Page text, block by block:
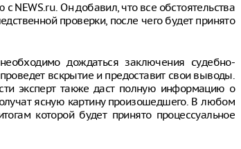
NEWS.ru. Он добавил, что все обстоятельства
проверки, после чего будет принято
дождаться заключения судебно-
вскрытие и предоставит свои выводы.
эксперт также даст полную информацию о
ясную картину произошедшего. В любом
которой будет принято процессуальное